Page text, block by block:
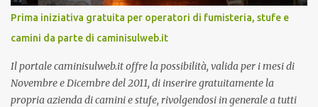
stato dell’arte e i punti di miglioramento, quali i molteplici canali di
comunicazione e quali utilizzare in ottica di miglioramento, le
previsioni da oggi al 2030 su come rispondere alle aspettative del
c...
Prima iniziativa gratuita per operatori di fumisteria, stufe e
camini da parte di caminisulweb.it
Il portale caminisulweb.it offre la possibilità, valida per i mesi di
Novembre e Dicembre del 2011, di inserire gratuitamente la
propria azienda di camini e stufe, rivolgendosi in generale a tutti